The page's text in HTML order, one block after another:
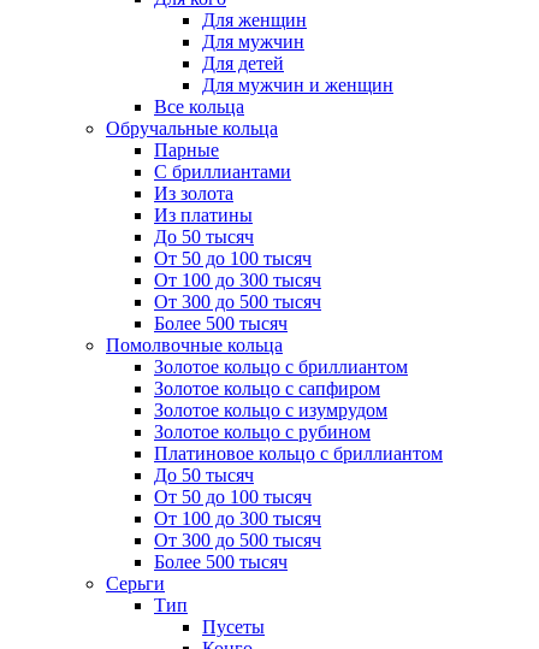
Для женщин
Для мужчин
Для детей
Для мужчин и женщин
Все кольца
Обручальные кольца
Парные
С бриллиантами
Из золота
Из платины
До 50 тысяч
От 50 до 100 тысяч
От 100 до 300 тысяч
От 300 до 500 тысяч
Более 500 тысяч
Помолвочные кольца
Золотое кольцо с бриллиантом
Золотое кольцо с сапфиром
Золотое кольцо с изумрудом
Золотое кольцо с рубином
Платиновое кольцо с бриллиантом
До 50 тысяч
От 50 до 100 тысяч
От 100 до 300 тысяч
От 300 до 500 тысяч
Более 500 тысяч
Серьги
Тип
Пусеты